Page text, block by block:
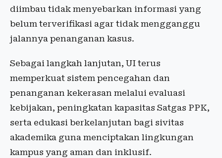
diimbau tidak menyebarkan informasi yang
belum terverifikasi agar tidak mengganggu
jalannya penanganan kasus.
Sebagai langkah lanjutan, UI terus
memperkuat sistem pencegahan dan
penanganan kekerasan melalui evaluasi
kebijakan, peningkatan kapasitas Satgas PPK,
serta edukasi berkelanjutan bagi sivitas
akademika guna menciptakan lingkungan
kampus yang aman dan inklusif.